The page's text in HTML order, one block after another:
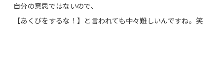
自分の意思ではないので、
【あくびをするな！】と言われても中々難しいんですね。笑